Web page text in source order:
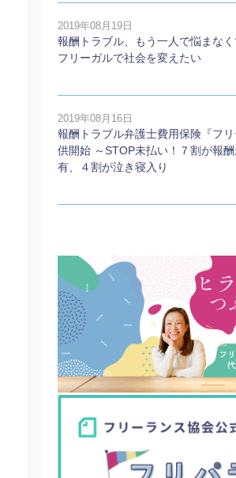
2019年08月19日
報酬トラブル、もう一人で悩まなく
フリーガルで社会を変えたい
2019年08月16日
報酬トラブル弁護士費用保険『フ
供開始 ～STOP未払い！７割が報
有、４割が泣き寝入り